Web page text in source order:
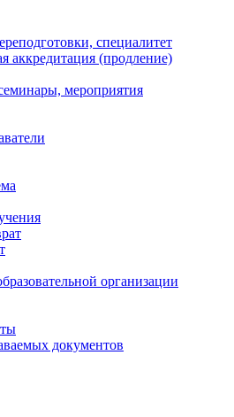
специалитет
аккредитация (продление)
мероприятия
организации
документов